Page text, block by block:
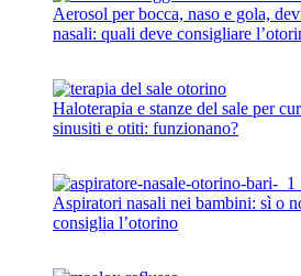
Aerosol per bocca, naso e gola,
nasali: quali deve consigliare
Haloterapia e stanze del sale per
sinusiti e otiti: funzionano?
Aspiratori nasali nei bambini: sì o
consiglia l’otorino